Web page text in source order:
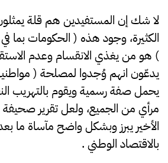
لا شك إن المستفيدين هم قلة
الكثيرة، وجود هذه ( الحكومات
) هو من يغذي الانقسام وعدم
يدعّون انهم وُجدوا لمصلحة (
يحمل صفة رسمية ويقوم بالتهريب
مرأي من الجميع، ولعل تقرير صحيفة
الأخير يبرز وبشكل واضح مآساة ما
بالاقتصاد الوطني .